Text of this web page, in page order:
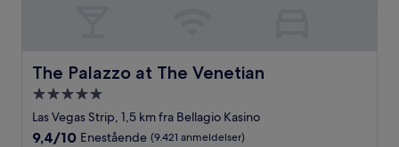
The Palazzo at The Venetian
The Palazzo at The Venetian
5.0-
stjernet
overnatningssted
Las Vegas Strip, 1,5 km fra Bellagio Kasino
9.4
9,4/10 Enestående (9.421 anmeldelser)